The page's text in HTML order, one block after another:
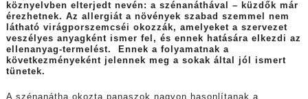
köznyelvben elterjedt nevén: a szénanáthával – küzdők már
érezhetnek. Az allergiát a növények szabad szemmel nem
látható virágporszemcséi okozzák, amelyeket a szervezet
veszélyes anyagként ismer fel, és ennek hatására elkezdi az
ellenanyag-termelést. Ennek a folyamatnak a
következményeként jelennek meg a sokak által jól ismert
tünetek.
A szénanátha okozta panaszok nagyon hasonlítanak a